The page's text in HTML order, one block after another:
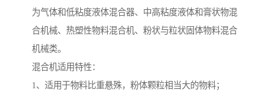
为气体和低粘度液体混合器、中高粘度液体和膏状物混
合机械、热塑性物料混合机、粉状与粒状固体物料混合
机械类。
混合机适用特性：
1、适用于物料比重悬殊，粉体颗粒相当大的物料；